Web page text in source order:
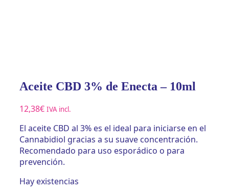
Aceite CBD 3% de Enecta – 10ml
12,38€ IVA incl.
El aceite CBD al 3% es el ideal para iniciarse en el
Cannabidiol gracias a su suave concentración.
Recomendado para uso esporádico o para
prevención.
Hay existencias